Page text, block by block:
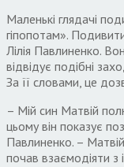
Маленькі глядачі
гіпопотам».
Лілія Павлиненко.
відвідує подібні
За її словами, це
– Мій син Матвій
цьому він показує
Павлиненко. –
почав взаємодіяти з